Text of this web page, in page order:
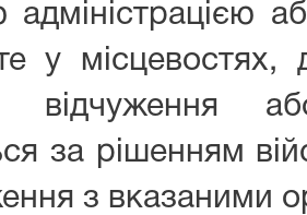
у місцевостях,
відчуження
за рішенням
з вказаними